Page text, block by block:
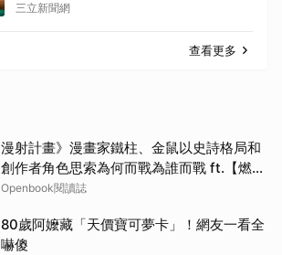
三立新聞網
查看更多
漫射計畫》漫畫家鐵柱、金鼠以史詩格局和
創作者角色思索為何而戰為誰而戰 ft.【燃燒
熾烈鬥魂】延伸書單
Openbook閱讀誌
80歲阿嬤藏「天價寶可夢卡」！網友一看全
嚇傻